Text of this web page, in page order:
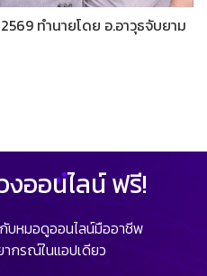
ทำนายโดย อ.อาวุธจับยาม
ออนไลน์ ฟรี!
บหมอดูออนไลน์มืออาชีพ
กรณ์ในแอปเดียว